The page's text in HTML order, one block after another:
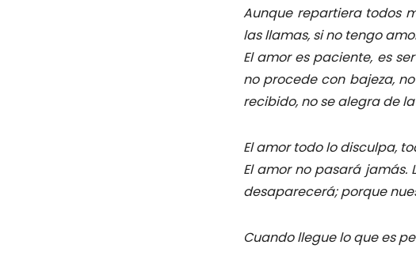
Aunque repartiera todos
las llamas, si no tengo
El amor es paciente, es
no procede con bajeza,
recibido, no se alegra de
El amor todo lo disculpa,
El amor no pasará
desaparecerá; porque
Cuando llegue lo que es